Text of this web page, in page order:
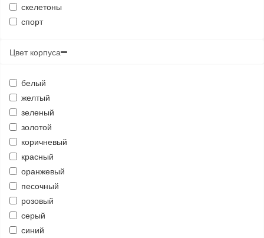
скелетоны
спорт
Цвет корпуса
белый
желтый
зеленый
золотой
коричневый
красный
оранжевый
песочный
розовый
серый
синий